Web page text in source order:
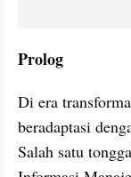
Prolog
Di era
beradaptasi
Salah satu